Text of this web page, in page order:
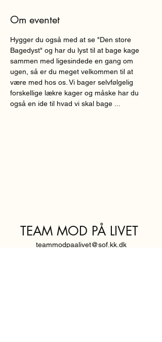
Om eventet
Hygger du også med at se "Den store
Bagedyst" og har du lyst til at bage kage
sammen med ligesindede en gang om
ugen, så er du meget velkommen til at
være med hos os. Vi bager selvfølgelig
forskellige lækre kager og måske har du
også en ide til hvad vi skal bage ...
TEAM MOD PÅ LIVET
teammodpaalivet@sof.kk.dk